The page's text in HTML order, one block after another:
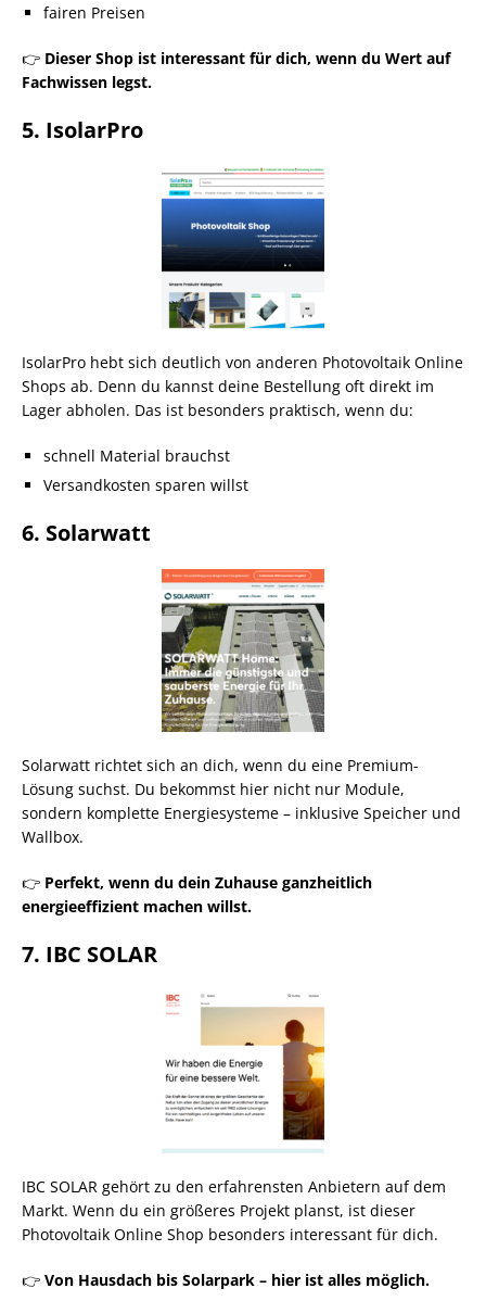
fairen Preisen
👉 Dieser Shop ist interessant für dich, wenn du Wert auf
Fachwissen legst.
5. IsolarPro
IsolarPro hebt sich deutlich von anderen Photovoltaik Online
Shops ab. Denn du kannst deine Bestellung oft direkt im
Lager abholen. Das ist besonders praktisch, wenn du:
schnell Material brauchst
Versandkosten sparen willst
6. Solarwatt
Solarwatt richtet sich an dich, wenn du eine Premium-
Lösung suchst. Du bekommst hier nicht nur Module,
sondern komplette Energiesysteme – inklusive Speicher und
Wallbox.
👉 Perfekt, wenn du dein Zuhause ganzheitlich
energieeffizient machen willst.
7. IBC SOLAR
IBC SOLAR gehört zu den erfahrensten Anbietern auf dem
Markt. Wenn du ein größeres Projekt planst, ist dieser
Photovoltaik Online Shop besonders interessant für dich.
👉 Von Hausdach bis Solarpark – hier ist alles möglich.